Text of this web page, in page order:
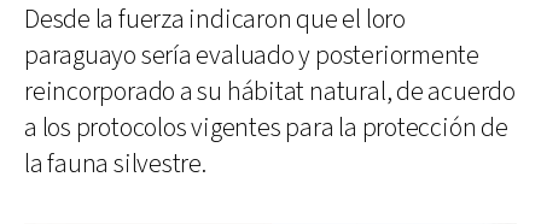
Desde la fuerza indicaron que el loro
paraguayo sería evaluado y posteriormente
reincorporado a su hábitat natural, de acuerdo
a los protocolos vigentes para la protección de
la fauna silvestre.